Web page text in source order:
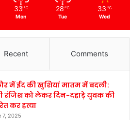
33 ℃
Mon
28 ℃
Tue
33 ℃
Wed
Recent Comments
में ईद की खुशियां मातम में बदली:
रंजिश को लेकर दिन-दहाड़े युवक की
कर हत्या
7, 2025